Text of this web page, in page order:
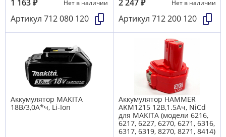
1 163₽ Нет в наличии
Артикул 712 080 120
2 247₽ Нет в наличии
Артикул 712 200 120
Аккумулятор MAKITA
18В/3,0А*ч, Li-Ion
Аккумулятор HAMMER
AKМ1215 12B,1.5Aч, NiCd
для MAKITA (модели 6216,
6217, 6227, 6270, 6271, 6316,
6317, 6319, 8270, 8271, 8414)